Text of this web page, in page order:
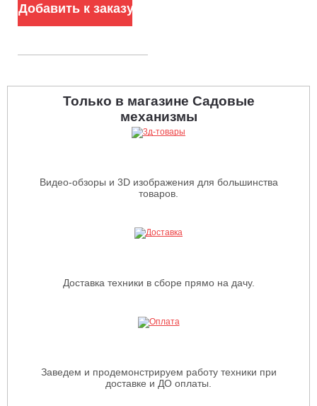
2,0 кг.)
Добавить к заказу
Только в магазине Садовые
механизмы
Видео-обзоры и 3D изображения для большинства
товаров.
Доставка техники в сборе прямо на дачу.
Заведем и продемонстрируем работу техники при
доставке и ДО оплаты.